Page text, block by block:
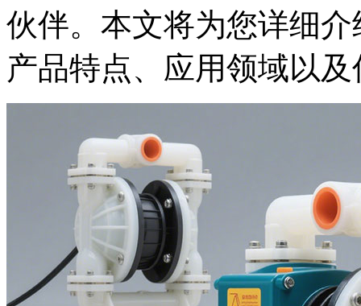
伙伴。本文将为您详细
产品特点、应用领域以